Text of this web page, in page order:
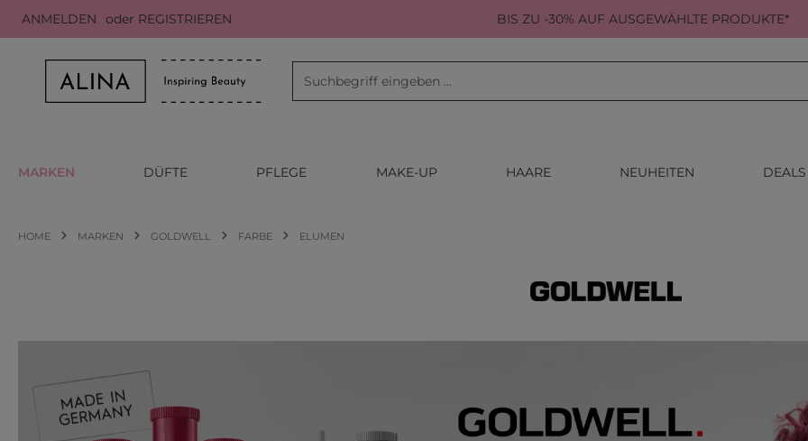
Hauptinhalt springen
Zur Suche springen
Zur Hauptnavigation springen
ANMELDEN oder REGISTRIEREN BIS ZU -30% AUF AUSGEWÄHLTE PRODUKTE*
MARKEN DÜFTE PFLEGE MAKE-UP HAARE NEUHEITEN DEALS
HOME MARKEN GOLDWELL FARBE ELUMEN